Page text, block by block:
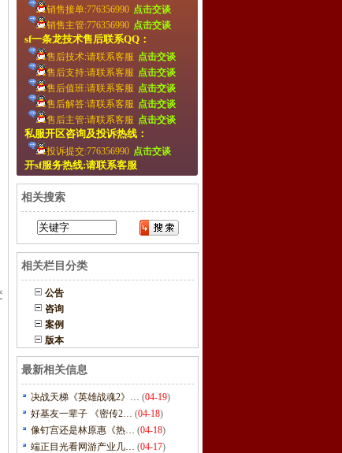
销售接单:776356990 点击交谈
销售主管:776356990 点击交谈
sf一条龙技术售后联系QQ：
售后技术:请联系客服 点击交谈
售后支持:请联系客服 点击交谈
售后值班:请联系客服 点击交谈
售后解答:请联系客服 点击交谈
售后主管:请联系客服 点击交谈
私服开区咨询及投诉热线：
投诉提交:776356990 点击交谈
开sf服务热线:请联系客服
相关搜索
相关栏目分类
公告
咨询
案例
版本
最新相关信息
决战天梯《英雄战魂2》… (04-19)
好基友一辈子 《密传2… (04-18)
像钉宫还是林原惠《热… (04-18)
端正目光看网游产业几… (04-17)